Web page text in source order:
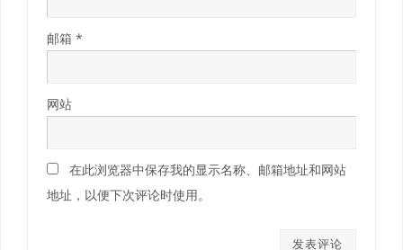
邮箱*
网站
在此浏览器中保存我的显示名称、邮箱地址和网站
地址，以便下次评论时使用。